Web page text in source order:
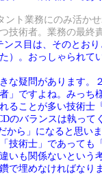
ント業務にのみ活か
技術者。業務の最
ンス目は、そのとお
）。おっしゃられ
な疑問があります。
」ですよね。みっち
ることが多い技術士
のバランスは執っ
から」になると思い
技術士」であっても
いも関係ないという
で埋めなければなり